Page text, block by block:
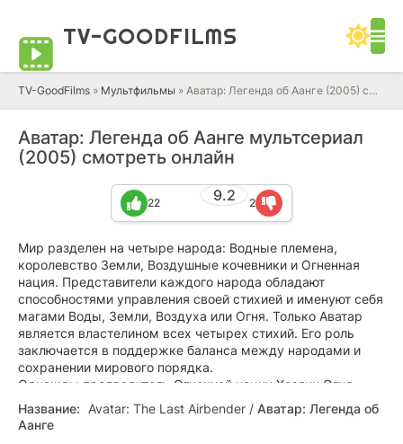
TV-GOODFILMS
TV-GoodFilms » Мультфильмы » Аватар: Легенда об Аанге (2005) смотреть онлайн мультсериал в HD качестве 720 - 1080 бесплатно
Аватар: Легенда об Аанге мультсериал
(2005) смотреть онлайн
9.2
22 2
Мир разделен на четыре народа: Водные племена,
королевство Земли, Воздушные кочевники и Огненная
нация. Представители каждого народа обладают
способностями управления своей стихией и именуют себя
магами Воды, Земли, Воздуха или Огня. Только Аватар
является властелином всех четырех стихий. Его роль
заключается в поддержке баланса между народами и
сохранении мирового порядка.
Однажды предводитель Огненной нации Хозяин Огня
развязал войну с целью подчинить себе остальные
народы. Отвественность за спасение мира легла на плечи
Название: Avatar: The Last Airbender / Аватар: Легенда об
Аанге